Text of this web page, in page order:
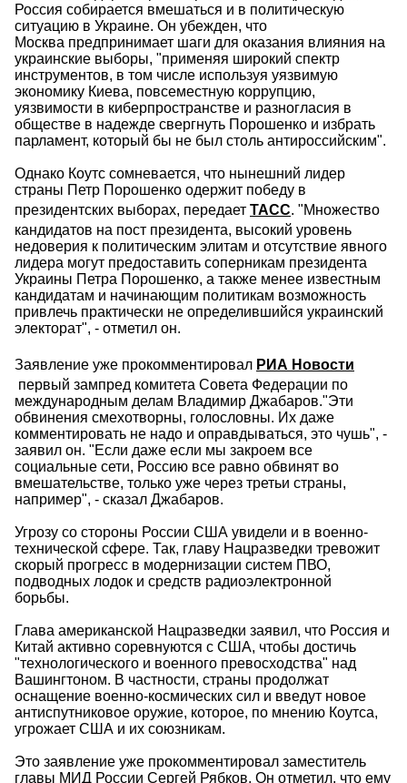
Россия собирается вмешаться и в политическую
ситуацию в Украине. Он убежден, что
Москва предпринимает шаги для оказания влияния на
украинские выборы, "применяя широкий спектр
инструментов, в том числе используя уязвимую
экономику Киева, повсеместную коррупцию,
уязвимости в киберпространстве и разногласия в
обществе в надежде свергнуть Порошенко и избрать
парламент, который бы не был столь антироссийским".
Однако Коутс сомневается, что нынешний лидер
страны Петр Порошенко одержит победу в
президентских выборах, передает ТАСС. "Множество
кандидатов на пост президента, высокий уровень
недоверия к политическим элитам и отсутствие явного
лидера могут предоставить соперникам президента
Украины Петра Порошенко, а также менее известным
кандидатам и начинающим политикам возможность
привлечь практически не определившийся украинский
электорат", - отметил он.
Заявление уже прокомментировал РИА Новости
первый зампред комитета Совета Федерации по
международным делам Владимир Джабаров."Эти
обвинения смехотворны, голословны. Их даже
комментировать не надо и оправдываться, это чушь", -
заявил он. "Если даже если мы закроем все
социальные сети, Россию все равно обвинят во
вмешательстве, только уже через третьи страны,
например", - сказал Джабаров.
Угрозу со стороны России США увидели и в военно-
технической сфере. Так, главу Нацразведки тревожит
скорый прогресс в модернизации систем ПВО,
подводных лодок и средств радиоэлектронной
борьбы.
Глава американской Нацразведки заявил, что Россия и
Китай активно соревнуются с США, чтобы достичь
"технологического и военного превосходства" над
Вашингтоном. В частности, страны продолжат
оснащение военно-космических сил и введут новое
антиспутниковое оружие, которое, по мнению Коутса,
угрожает США и их союзникам.
Это заявление уже прокомментировал заместитель
главы МИД России Сергей Рябков. Он отметил, что ему